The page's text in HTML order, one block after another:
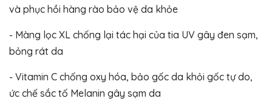
và phục hồi hàng rào bảo vệ da khỏe
- Màng lọc XL chống lại tác hại của tia UV gây đen sạm,
bỏng rát da
- Vitamin C chống oxy hóa, bảo gốc da khỏi gốc tự do,
ức chế sắc tố Melanin gây sạm da